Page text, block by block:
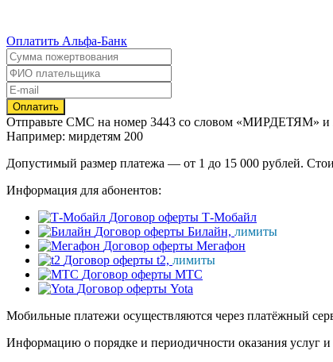
Оплатить Альфа-Банк
Отправьте СМС на номер 3443 со словом «МИРДЕТЯМ» и
Например: мирдетям 200
Допустимый размер платежа — от 1 до 15 000 рублей.
Информация для абонентов:
Договор оферты Т-Мобайл
Договор оферты Билайн, лимиты
Договор оферты Мегафон
Договор оферты t2, лимиты
Договор оферты МТС
Договор оферты Yota
Мобильные платежи осуществляются через платёжный
Информацию о порядке и периодичности оказания услуг